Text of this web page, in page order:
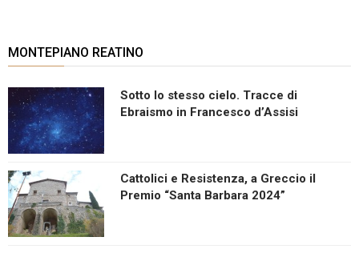
MONTEPIANO REATINO
Sotto lo stesso cielo. Tracce di
Ebraismo in Francesco d’Assisi
Cattolici e Resistenza, a Greccio il
Premio “Santa Barbara 2024”